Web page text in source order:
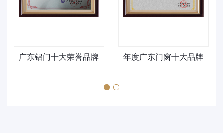
广东铝门十大荣誉品牌 年度广东门窗十大品牌